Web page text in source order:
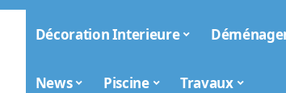
Décoration Interieure
News Piscine Travaux